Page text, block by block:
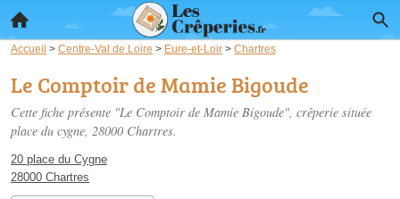
Accueil > Centre-Val de Loire > Eure-et-Loir > Chartres
Le Comptoir de Mamie Bigoude
Cette fiche présente "Le Comptoir de Mamie Bigoude", crêperie située
place du cygne, 28000 Chartres.
20 place du Cygne
28000 Chartres